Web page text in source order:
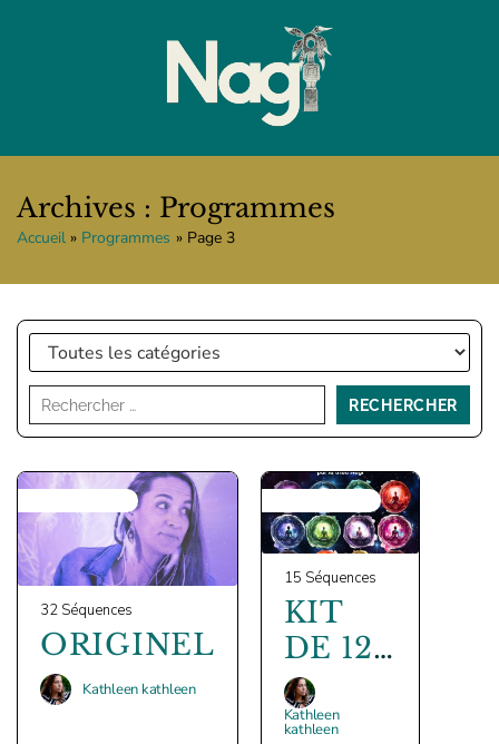
Archives : Programmes
Accueil Programmes Page 3
32 Séquences
ORIGINEL
Kathleen kathleen
15 Séquences
KIT
DE 12
SOINS
(NAGI)
Kathleen
kathleen